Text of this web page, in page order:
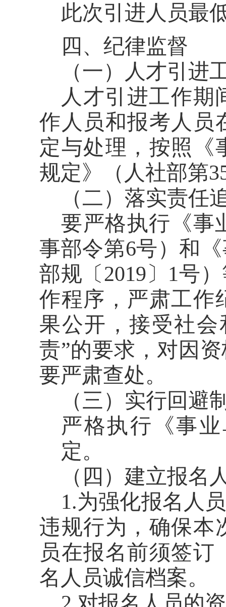
此次引进人员最
四、纪律监督
（一）人才引进
人才引进工作期
作人员和报考人员
定与处理，按照《
规定》（人社部第
（二）落实责任
要严格执行《事
事部令第6号）和
部规〔 2019 〕 1号
作程序，严肃工作
果公开，接受社
责”的要求，对因
要严肃查处。
（三）实行回避
严格执行《事
定。
（四）建立报名
1.为强化报名人
违规行为，确保本
员在报名前须签
名人员诚信档案。